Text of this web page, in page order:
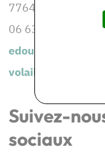
77640 JOUARRE
06 63 71 35 33
Suivez-
sociaux